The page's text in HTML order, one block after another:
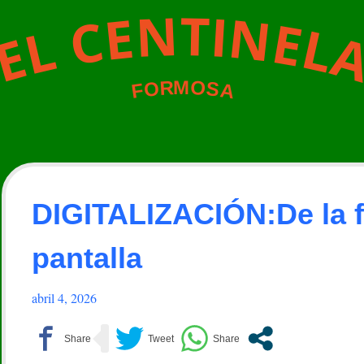
L CENTINELA
FORMOSA
DIGITALIZACIÓN:De la
pantalla
abril 4, 2026